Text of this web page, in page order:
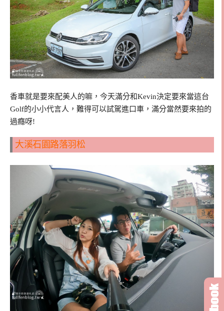
香車就是要來配美人的嘛，今天滿分和Kevin決定要來當這台
Golf的小小代言人，難得可以試駕進口車，滿分當然要來拍的
過癮呀!
大溪石園路落羽松